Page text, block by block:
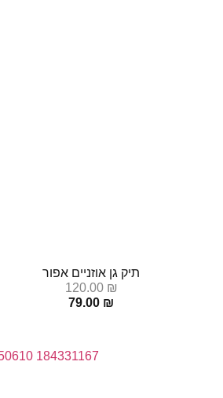
תיק גן אוזניים אפור
120.00 ₪
79.00 ₪